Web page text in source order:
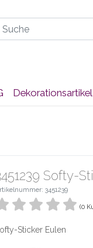
Dekorationsartikel
Softy-
3451239
(0
Sticker Eulen